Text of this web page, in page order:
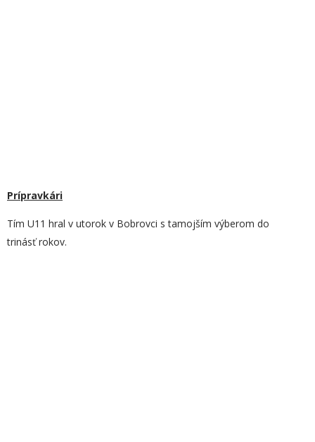
Prípravkári
Tím U11 hral v utorok v Bobrovci s tamojším výberom do
trinásť rokov.